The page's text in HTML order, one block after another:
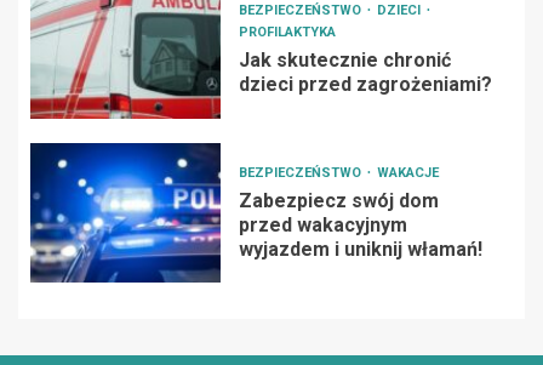
BEZPIECZEŃSTWO
DZIECI
PROFILAKTYKA
Jak skutecznie chronić
dzieci przed zagrożeniami?
BEZPIECZEŃSTWO WAKACJE
Zabezpiecz swój dom
przed wakacyjnym
wyjazdem i uniknij włamań!